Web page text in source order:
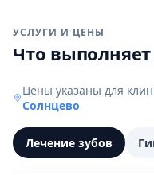
УСЛУГИ И ЦЕНЫ
Что
Цены указаны для
Солнцево
Лечение зубов